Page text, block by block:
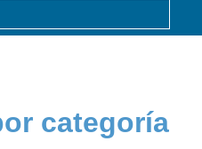
categoría